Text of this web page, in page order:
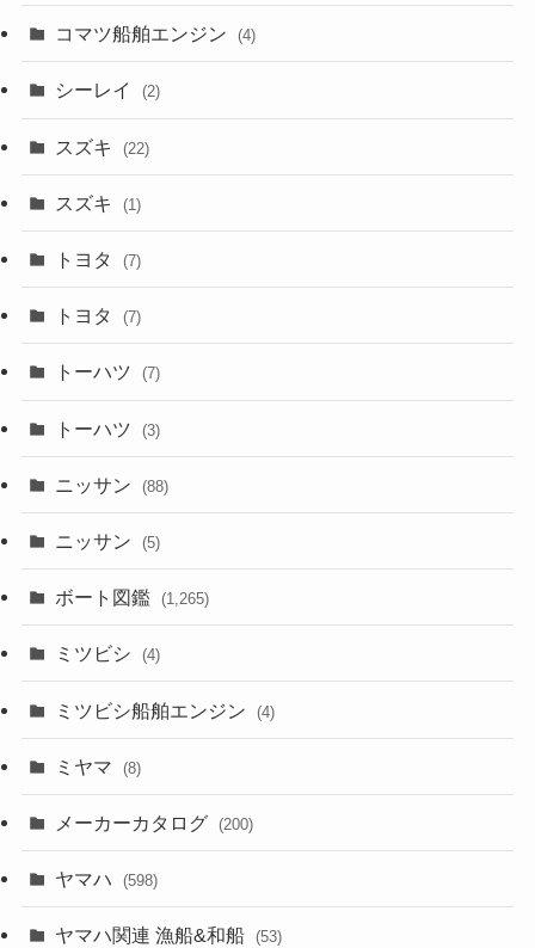
コマツ船舶エンジン (4)
シーレイ (2)
スズキ (22)
スズキ (1)
トヨタ (7)
トヨタ (7)
トーハツ (7)
トーハツ (3)
ニッサン (88)
ニッサン (5)
ボート図鑑 (1,265)
ミツビシ (4)
ミツビシ船舶エンジン (4)
ミヤマ (8)
メーカーカタログ (200)
ヤマハ (598)
ヤマハ関連 漁船&和船 (53)